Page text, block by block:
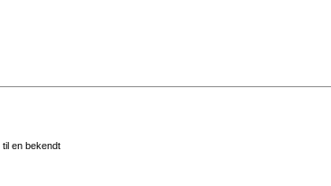
til en bekendt